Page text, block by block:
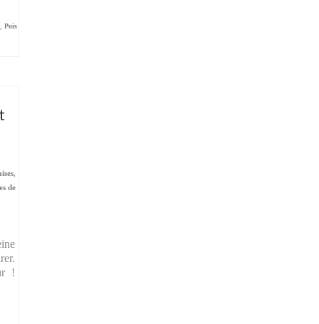
,Pois
,
de
!